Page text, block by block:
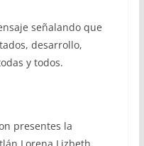
señalando que
desarrollo,
y todos.
presentes la